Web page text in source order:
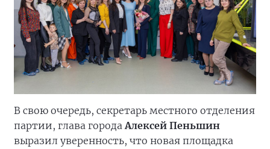
В свою очередь, секретарь местного отделения
партии, глава городаАлексей Пеньшин
выразил уверенность, что новая площадка